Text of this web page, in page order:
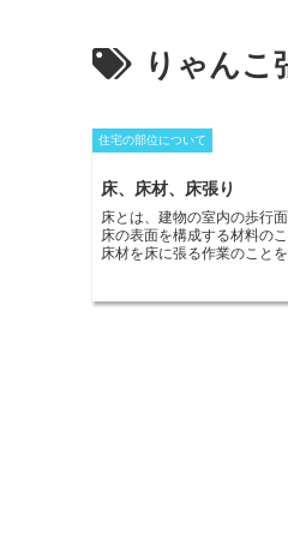
りゃんこ
住宅の部位について
床、床材、床張り
床とは 、建物の室内の歩行
床の表面を構成する材料の
床材を床に張る作業のこと
ます。無垢フローリングは
より、張り方やパターンが